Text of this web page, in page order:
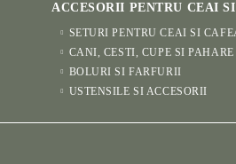
ACCESORII PENTRU CEAI
SETURI PENTRU CEAI SI
CANI, CESTI, CUPE SI PAHARE
BOLURI SI FARFURII
USTENSILE SI ACCESORII